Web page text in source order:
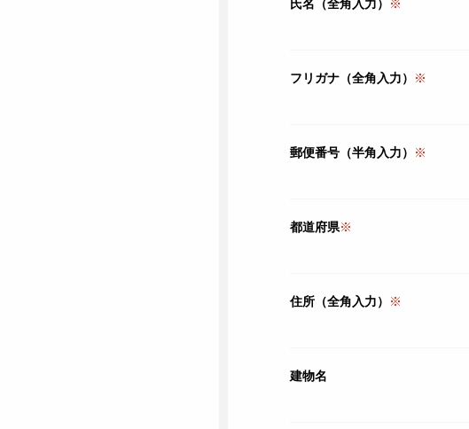
氏名（全角入力） ※
フリガナ（全角入力） ※
郵便番号（半角入力） ※
都道府県※
住所（全角入力） ※
建物名